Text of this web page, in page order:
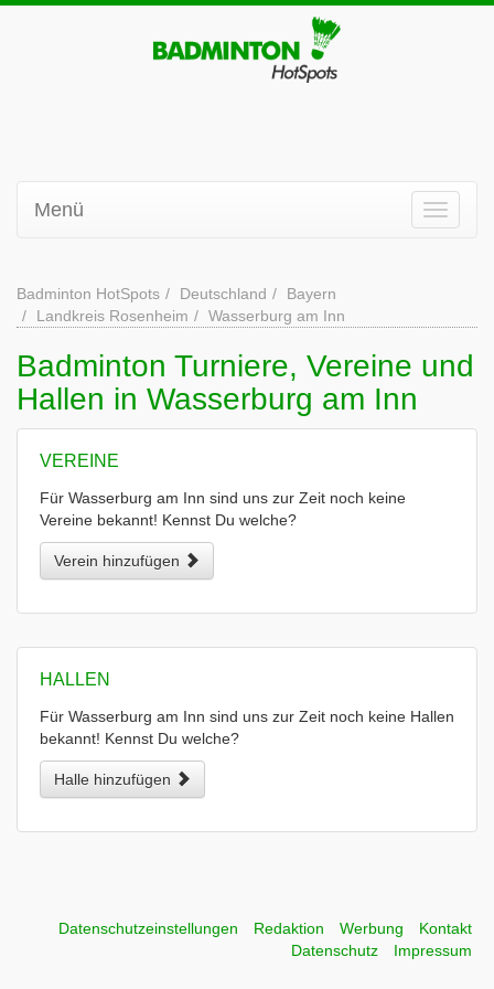
Menü
Badminton HotSpots Deutschland
Bayern
Landkreis Rosenheim
Wasserburg am Inn
Badminton Turniere, Vereine und
Hallen in Wasserburg am Inn
VEREINE
Für Wasserburg am Inn sind uns zur Zeit noch keine
Vereine bekannt! Kennst Du welche?
Verein hinzufügen
HALLEN
Für Wasserburg am Inn sind uns zur Zeit noch keine Hallen
bekannt! Kennst Du welche?
Halle hinzufügen
Datenschutzeinstellungen Redaktion Werbung
Kontakt
Datenschutz
Impressum